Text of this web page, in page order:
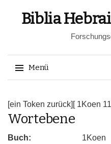
Biblia
Menü
zum
Inhalt
[ein Token zurück] [ 1Koen
Wortebene
Buch: 1Koen